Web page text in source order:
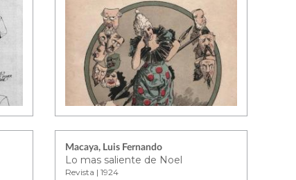
Macaya, Luis Fernando
Lo mas saliente de Noel
Revista | 1924